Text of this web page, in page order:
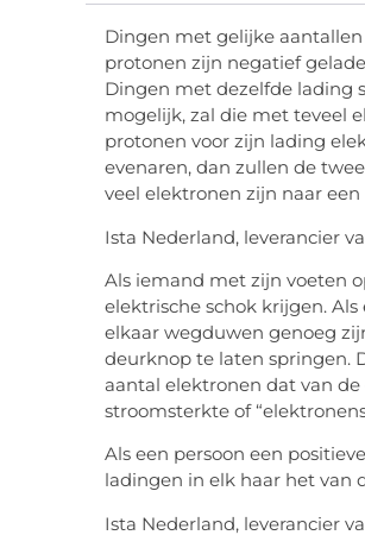
Dingen met gelijke
protonen zijn negatief
Dingen met dezelfde lading
mogelijk, zal die met teveel
protonen voor zijn lading
evenaren, dan zullen de
veel elektronen zijn naar
Ista Nederland, leverancier
Als iemand met zijn voeten
elektrische schok krijgen.
elkaar wegduwen genoeg
deurknop te laten springen.
aantal elektronen dat van
stroomsterkte of
Als een persoon een
ladingen in elk haar het van
Ista Nederland, leverancier